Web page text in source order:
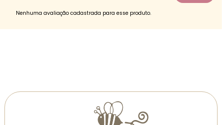
Nenhuma avaliação cadastrada para esse produto.